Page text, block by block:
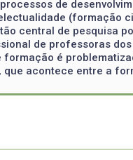
de
central de pesquisa
de professoras
é
acontece entre a